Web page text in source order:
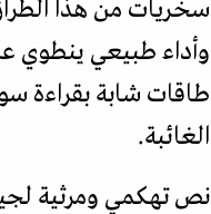
سخريات من هذا
وأداء طبيعي ينطوي
طاقات شابة بقراءة
الغائبة.
نص تهكمي ومرثية